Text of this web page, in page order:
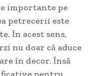
importante pe
petrecerii este
În acest sens,
nu doar că aduce
în decor. Însă